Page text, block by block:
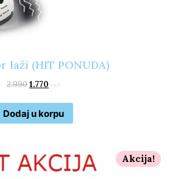
laži (HIT PONUDA)
2.9901.770 rsd
Dodaj u korpu
Akcija!